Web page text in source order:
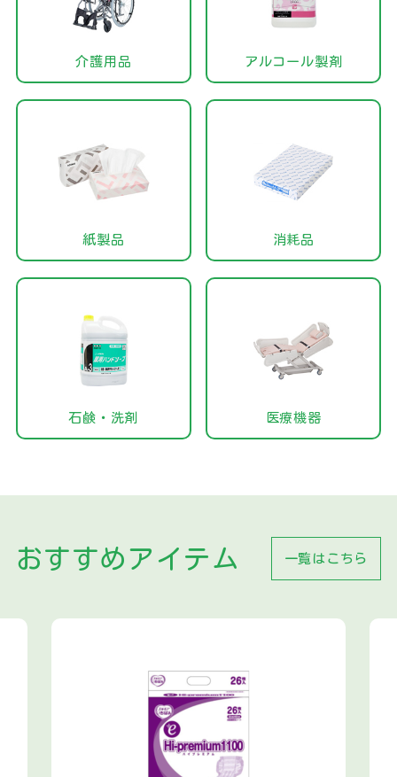
介護用品 アルコール製剤
紙製品 消耗品
石鹸・洗剤 医療機器
おすすめアイテム 一覧はこちら